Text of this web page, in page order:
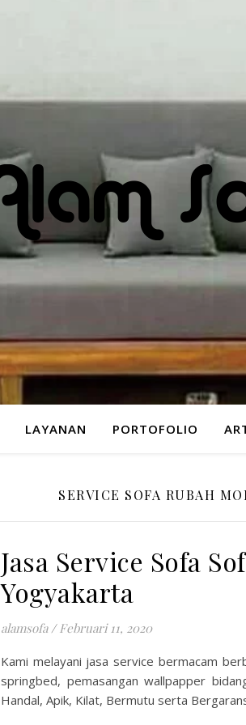
LAYANAN PORTOFOLIO
SERVICE SOFA RUBAH
Jasa Service Sofa
Yogyakarta
alamsofa / Februari 11, 2020
Kami melayani jasa service bermacam
springbed, pemasangan wallpapper
Handal, Apik, Kilat, Bermutu serta